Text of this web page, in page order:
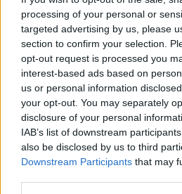
processing of your personal or
targeted advertising by us, please
section to confirm your selection.
opt-out request is processed you
interest-based ads based on
us or personal information
your opt-out. You may separately
disclosure of your personal
IAB’s list of downstream
also be disclosed by us to third
Downstream Participants that may
τελετή αποφοίτησης της
Ακτοφυλακής των ΗΠΑ.
Νωρίτερα ο Τραμπ είχε
βιάζεται να θέσει τέλος
το Ιράν, υποστηρίζοντας
στόχων της επιχείρησης
σημαντικότερη από τον
χρονοδιαγράμματος για